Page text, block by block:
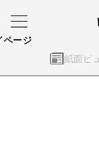
紙面ビ
ページ